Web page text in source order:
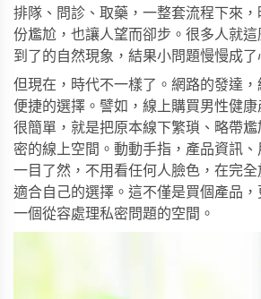
排隊、問診、取藥，一整套流程下來
份尷尬，也讓人望而卻步。很多人就
到了的自然現象，結果小問題慢慢成了
但現在，時代不一樣了。網路的發達
便捷的選擇。譬如，線上購買男性健
很簡單，就是把原本線下繁瑣、略帶
密的線上空間。動動手指，產品資訊
一目了然，不用看任何人臉色，在完
適合自己的選擇。這不僅是買個產品
一個從容處理私密問題的空間。